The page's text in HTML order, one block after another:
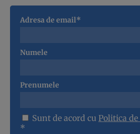
Adresa de email*
Numele
Prenumele
Sunt de acord cu Politica
*